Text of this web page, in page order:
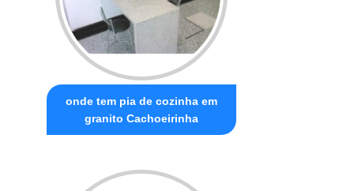
onde tem pia de cozinha em
granito Cachoeirinha